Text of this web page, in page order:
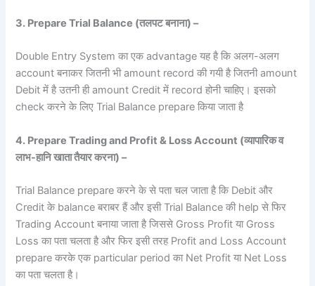
3. Prepare Trial Balance (तलपटबनाना) –
Double Entry System का एक advantage यह है कि अलग-अलग
account बनाकर जितनी भी amount record की गयी है जितनी amount
Debit में है उतनी ही amount Credit में record होनी चाहिए। इसको
check करने के लिए Trial Balance prepare किया जाता है
4. Prepare Trading and Profit & Loss Account (व्यापारिक व
लाभ-हानि खाता तैयार करना) –
Trial Balance prepare करने के से पता चल जाता है कि Debit और
Credit के balance बराबर हैं और इसी Trial Balance की help से फिर
Trading Account बनाया जाता है जिससे Gross Profit या Gross
Loss का पता चलता है और फिर इसी तरह Profit and Loss Account
prepare करके एक particular period का Net Profit या Net Loss
का पता चलता है।